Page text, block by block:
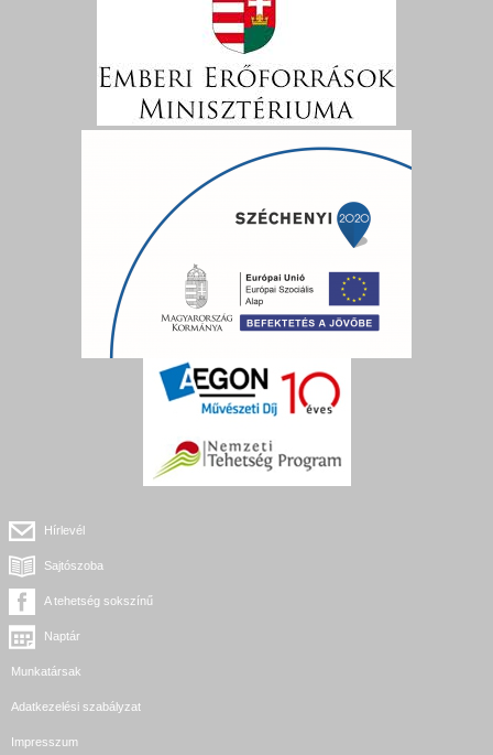
Hírlevél
Sajtószoba
A tehetség sokszínű
Naptár
Munkatársak
Adatkezelési szabályzat
Impresszum